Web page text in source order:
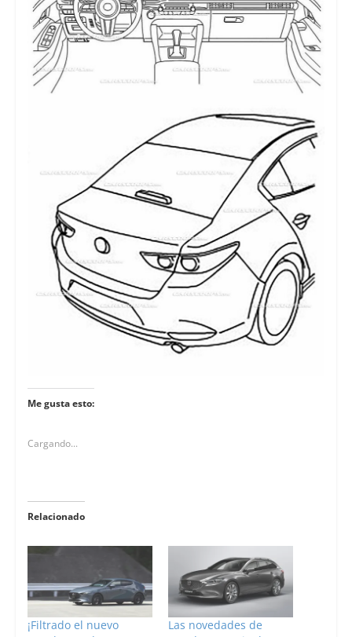
Me gusta esto:
Cargando...
Relacionado
¡Filtrado el nuevo
Las novedades de